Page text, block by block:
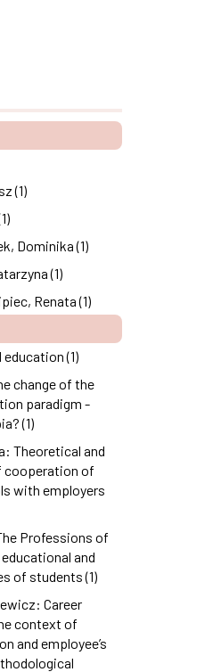
(1)
Dominika (1)
(1)
Renata (1)
(1)
change of the
paradigm -
(1)
Theoretical and
cooperation of
with employers
Professions of
and
of students (1)
Career
context of
and employee’s